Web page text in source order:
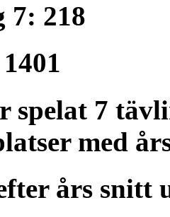
7: 218
spelat 7
med
års snitt